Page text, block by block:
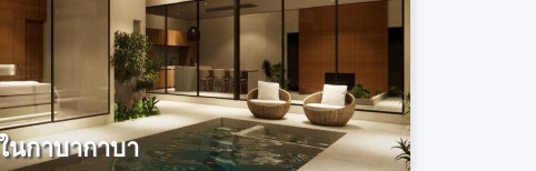
นกาบากาบา